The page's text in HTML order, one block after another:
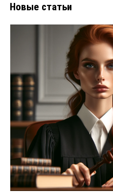
Новые статьи